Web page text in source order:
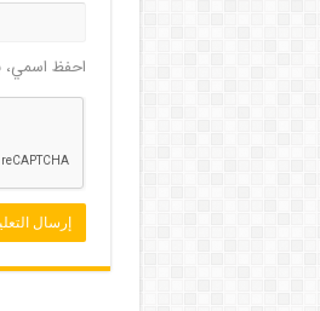
احفظ اسمي،